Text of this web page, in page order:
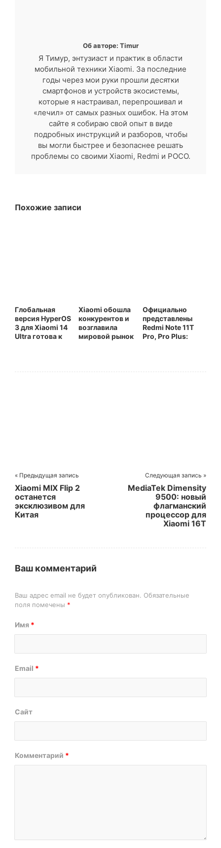
Об авторе: Timur
Я Тимур, энтузиаст и практик в области
мобильной техники Xiaomi. За последние
годы через мои руки прошли десятки
смартфонов и устройств экосистемы,
которые я настраивал, перепрошивал и
«лечил» от самых разных ошибок. На этом
сайте я собираю свой опыт в виде
подробных инструкций и разборов, чтобы
вы могли быстрее и безопаснее решать
проблемы со своими Xiaomi, Redmi и POCO.
Похожие записи
Глобальная
версия HyperOS
3 для Xiaomi 14
Ultra готова к
Xiaomi обошла
конкурентов и
возглавила
мировой рынок
Официально
представлены
Redmi Note 11T
Pro, Pro Plus:
линейки Note
« Предыдущая запись
Xiaomi MIX Flip 2
останется
эксклюзивом для
Китая
Следующая запись »
MediaTek Dimensity
9500: новый
флагманский
процессор для
Xiaomi 16T
Ваш комментарий
Ваш адрес email не будет опубликован. Обязательные
поля помечены *
Имя *
Email *
Сайт
Комментарий *